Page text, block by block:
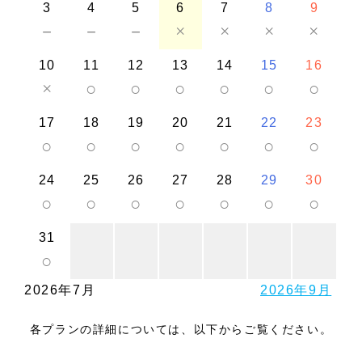
3
－
4
－
5
－
6
×
7
×
8
×
9
×
10
×
11
○
12
○
13
○
14
○
15
○
16
○
17
○
18
○
19
○
20
○
21
○
22
○
23
○
24
○
25
○
26
○
27
○
28
○
29
○
30
○
31
○
2026年7月 2026年9月
各プランの詳細については、以下からご覧ください。